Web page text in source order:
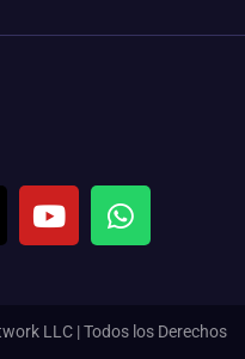
LLC | Todos los Derechos